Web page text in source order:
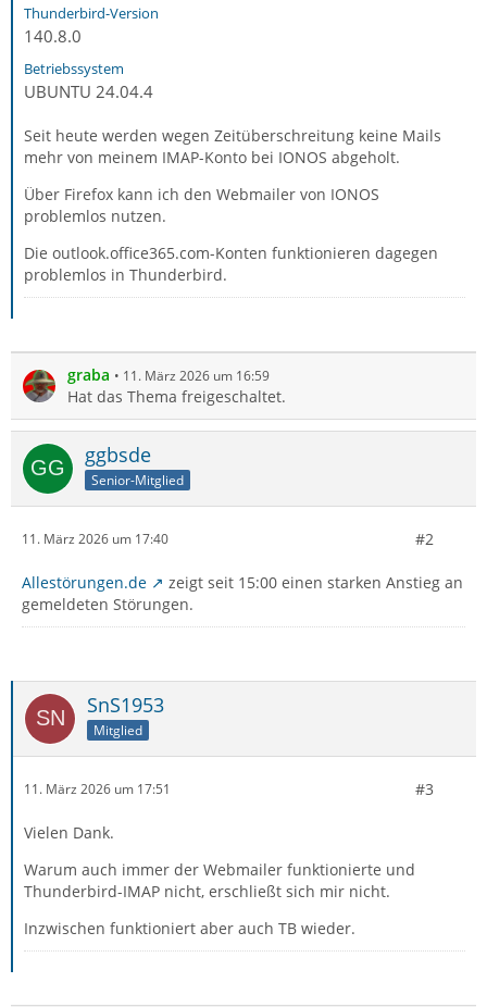
Thunderbird-Version
140.8.0
Betriebssystem
UBUNTU 24.04.4
Seit heute werden wegen Zeitüberschreitung keine Mails
mehr von meinem IMAP-Konto bei IONOS abgeholt.
Über Firefox kann ich den Webmailer von IONOS
problemlos nutzen.
Die outlook.office365.com-Konten funktionieren dagegen
problemlos in Thunderbird.
graba 11. März 2026 um 16:59
Hat das Thema freigeschaltet.
ggbsde
Senior-Mitglied
11. März 2026 um 17:40 #2
Allestörungen.de
zeigt seit 15:00 einen starken Anstieg an
gemeldeten Störungen.
SnS1953
Mitglied
11. März 2026 um 17:51 #3
Vielen Dank.
Warum auch immer der Webmailer funktionierte und
Thunderbird-IMAP nicht, erschließt sich mir nicht.
Inzwischen funktioniert aber auch TB wieder.